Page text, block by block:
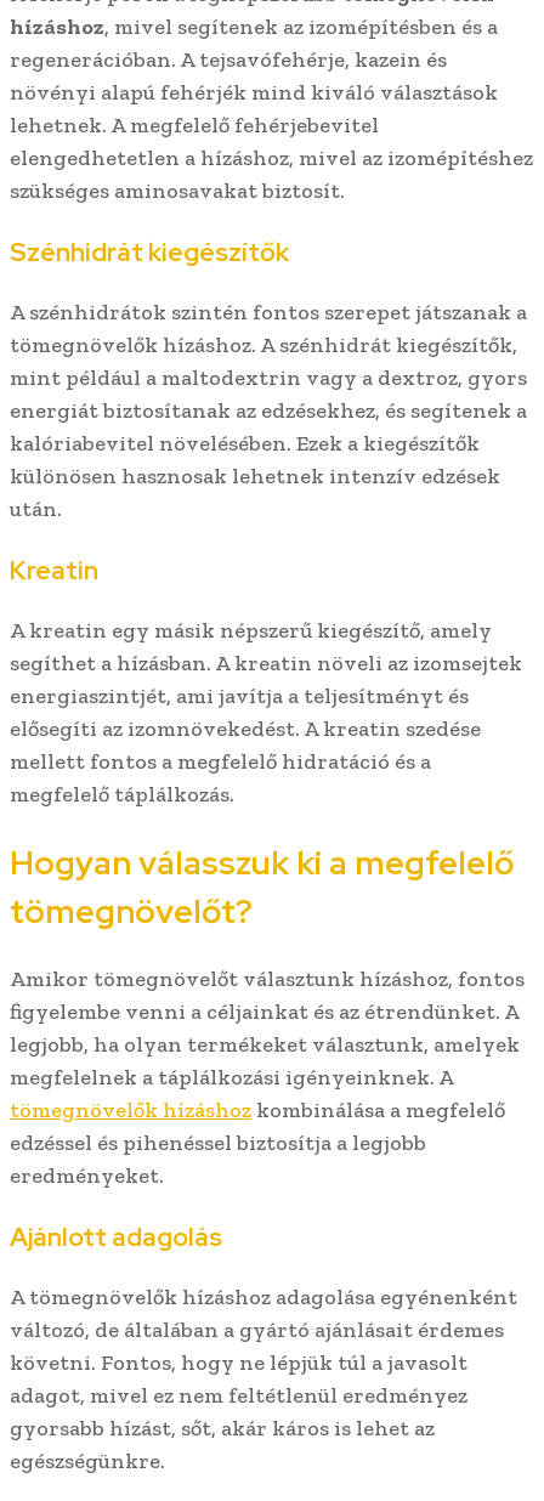
hízáshoz, mivel segítenek az izomépítésben és a
regenerációban. A tejsavófehérje, kazein és
növényi alapú fehérjék mind kiváló választások
lehetnek. A megfelelő fehérjebevitel
elengedhetetlen a hízáshoz, mivel az izomépítéshez
szükséges aminosavakat biztosít.
Szénhidrát kiegészítők
A szénhidrátok szintén fontos szerepet játszanak a
tömegnövelők hízáshoz. A szénhidrát kiegészítők,
mint például a maltodextrin vagy a dextroz, gyors
energiát biztosítanak az edzésekhez, és segítenek a
kalóriabevitel növelésében. Ezek a kiegészítők
különösen hasznosak lehetnek intenzív edzések
után.
Kreatin
A kreatin egy másik népszerű kiegészítő, amely
segíthet a hízásban. A kreatin növeli az izomsejtek
energiaszintjét, ami javítja a teljesítményt és
elősegíti az izomnövekedést. A kreatin szedése
mellett fontos a megfelelő hidratáció és a
megfelelő táplálkozás.
Hogyan válasszuk ki a megfelelő
tömegnövelőt?
Amikor tömegnövelőt választunk hízáshoz, fontos
figyelembe venni a céljainkat és az étrendünket. A
legjobb, ha olyan termékeket választunk, amelyek
megfelelnek a táplálkozási igényeinknek. A
tömegnövelők hízáshoz kombinálása a megfelelő
edzéssel és pihenéssel biztosítja a legjobb
eredményeket.
Ajánlott adagolás
A tömegnövelők hízáshoz adagolása egyénenként
változó, de általában a gyártó ajánlásait érdemes
követni. Fontos, hogy ne lépjük túl a javasolt
adagot, mivel ez nem feltétlenül eredményez
gyorsabb hízást, sőt, akár káros is lehet az
egészségünkre.